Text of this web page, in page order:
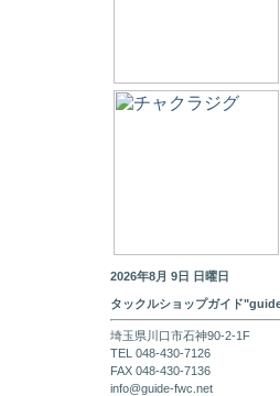
2026年8月 9日 日曜日
タックルショップガイド
埼玉県川口市石神90-2-1F
TEL 048-430-7126
FAX 048-430-7136
info@guide-fwc.net